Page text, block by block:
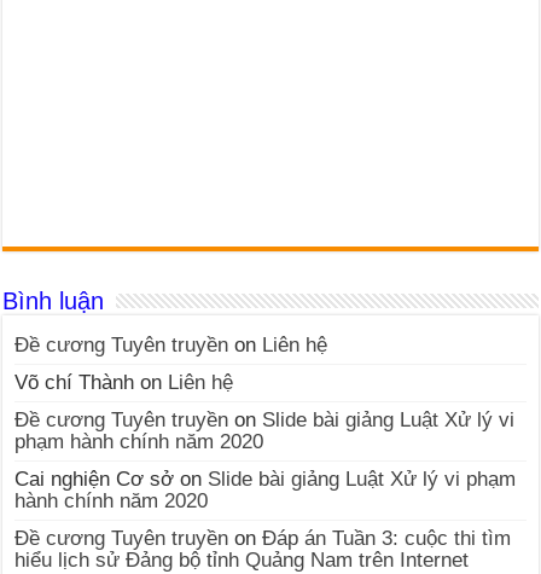
Bình luận
Đề cương Tuyên truyền on Liên hệ
Võ chí Thành on Liên hệ
Đề cương Tuyên truyền on Slide bài giảng Luật Xử lý vi
phạm hành chính năm 2020
Cai nghiện Cơ sở on Slide bài giảng Luật Xử lý vi phạm
hành chính năm 2020
Đề cương Tuyên truyền onĐáp án Tuần 3: cuộc thi tìm
hiểu lịch sử Đảng bộ tỉnh Quảng Nam trên Internet